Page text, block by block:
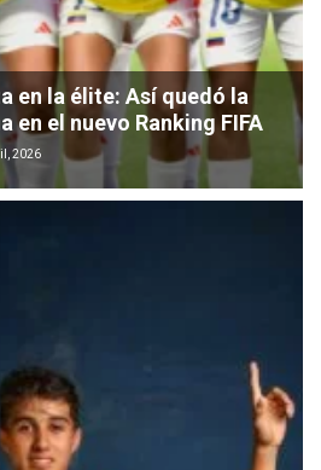
en la élite: Así quedó la
en el nuevo Ranking FIFA
2026